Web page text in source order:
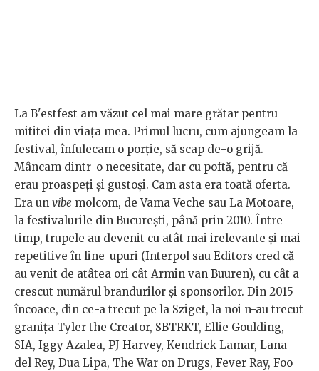
La B'estfest am văzut cel mai mare grătar pentru
mititei din viața mea. Primul lucru, cum ajungeam la
festival, înfulecam o porție, să scap de-o grijă.
Mâncam dintr-o necesitate, dar cu poftă, pentru că
erau proaspeți și gustoși. Cam asta era toată oferta.
Era un vibe molcom, de Vama Veche sau La Motoare,
la festivalurile din București, până prin 2010. Între
timp, trupele au devenit cu atât mai irelevante și mai
repetitive în line-upuri (Interpol sau Editors cred că
au venit de atâtea ori cât Armin van Buuren), cu cât a
crescut numărul brandurilor și sponsorilor. Din 2015
încoace, din ce-a trecut pe la Sziget, la noi n-au trecut
granița Tyler the Creator, SBTRKT, Ellie Goulding,
SIA, Iggy Azalea, PJ Harvey, Kendrick Lamar, Lana
del Rey, Dua Lipa, The War on Drugs, Fever Ray, Foo